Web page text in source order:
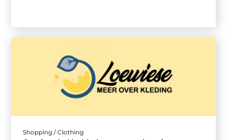
Shopping / Clothing